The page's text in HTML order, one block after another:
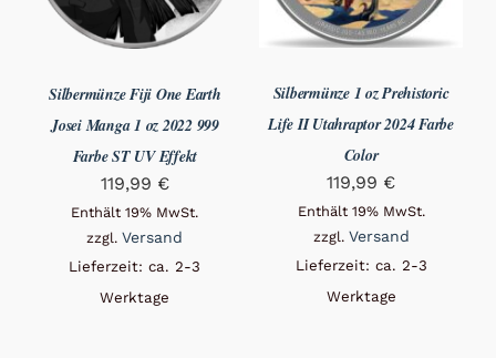
Silbermünze Fiji One Earth
Josei Manga 1 oz 2022 999
Farbe ST UV Effekt
119,99 €
Enthält 19% MwSt.
zzgl.Versand
Lieferzeit: ca. 2-3
Werktage
Silbermünze 1 oz Prehistoric
Life II Utahraptor 2024 Farbe
Color
119,99 €
Enthält 19% MwSt.
zzgl. Versand
Lieferzeit: ca. 2-3
Werktage